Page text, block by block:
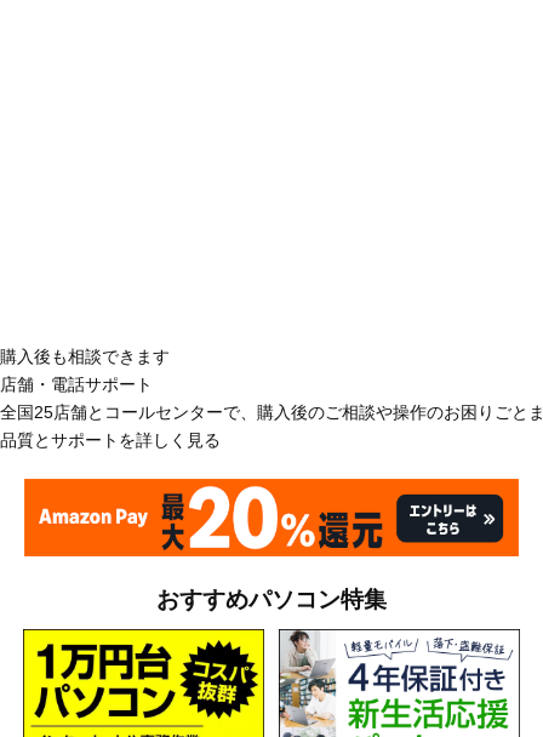
購入後も相談できます
店舗・電話サポート
全国25店舗とコールセンターで、購入後のご相談や操作のお困りごと
品質とサポートを詳しく見る
おすすめパソコン特集